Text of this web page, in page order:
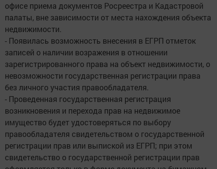
офисе приема документов Росреестра и Кадастровой
палаты, вне зависимости от места нахождения объекта
недвижимости.
- Появилась возможность внесения в ЕГРП отметок
записей о наличии возражения в отношении
зарегистрированного права на объект недвижимости, о
невозможности государственная регистрации права
без личного участия правообладателя.
- Проведенная государственная регистрация
возникновения и перехода прав на недвижимое
имущество будет удостоверяться по выбору
правообладателя свидетельством о государственной
регистрации прав или выпиской из ЕГРП; при этом
свидетельство о государственной регистрации прав